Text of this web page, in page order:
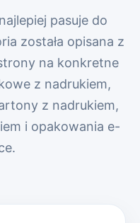
pasuje do
została opisana z
na konkretne
z nadrukiem,
z nadrukiem,
i opakowania e-